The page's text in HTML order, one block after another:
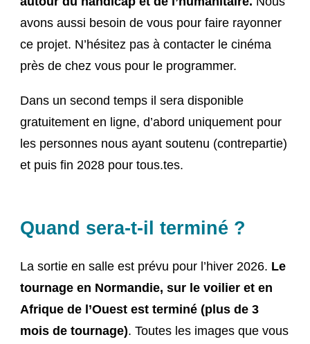
avons aussi besoin de vous pour faire rayonner
ce projet. N’hésitez pas à contacter le cinéma
près de chez vous pour le programmer.
Dans un second temps il sera disponible
gratuitement en ligne, d’abord uniquement pour
les personnes nous ayant soutenu (contrepartie)
et puis fin 2028 pour tous.tes.
Quand sera-t-il terminé ?
La sortie en salle est prévu pour l’hiver 2026. Le
tournage en Normandie, sur le voilier et en
Afrique de l’Ouest est terminé (plus de 3
mois de tournage). Toutes les images que vous